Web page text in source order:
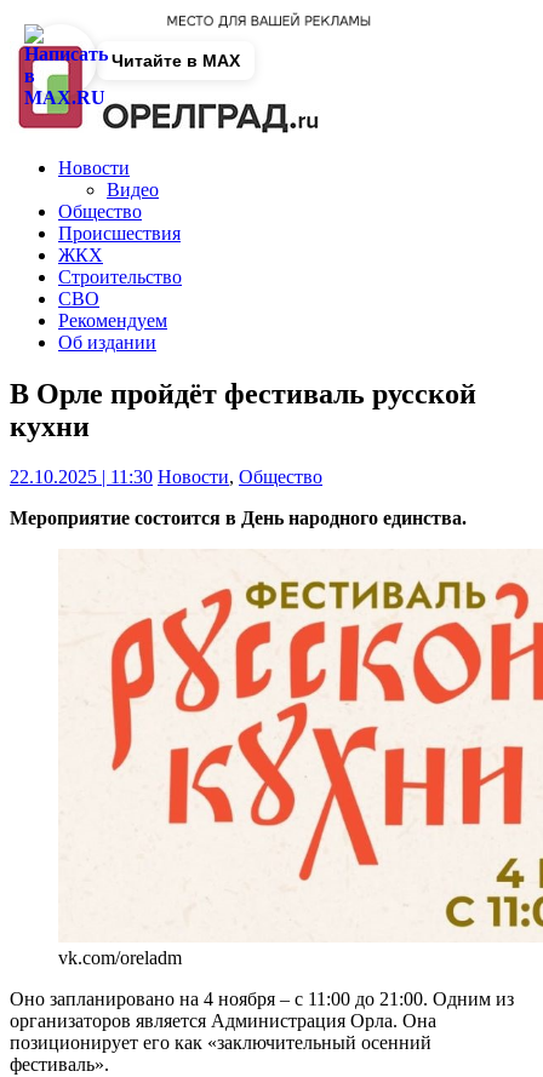
Новости
Видео
Общество
Происшествия
ЖКХ
Строительство
СВО
Рекомендуем
Об издании
В Орле пройдёт фестиваль русской
кухни
22.10.2025 | 11:30 Новости, Общество
Мероприятие состоится в День народного единства.
vk.com/oreladm
Оно запланировано на 4 ноября – с 11:00 до 21:00. Одним из
организаторов является Администрация Орла. Она
позиционирует его как «заключительный осенний
фестиваль».
Читайте в MAX